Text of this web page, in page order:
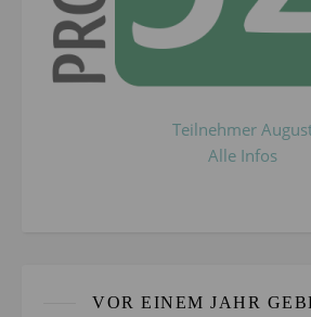
Teilnehmer
Alle Infos
VOR EINEM JAHR